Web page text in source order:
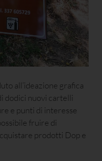
all’ideazione grafica
dodici nuovi cartelli
e punti di interesse
fruire di
prodotti Dop e